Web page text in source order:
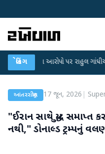
બ્રેકિંગ
લીકના આરોપો પર રાહુલ ગાંધીએ કેન્દ્ર પર
આંતરરાષ્ટ્રીય 17 જૂન, 2026
"ઈરાન સાથે યુદ્ધ સમાપ્ત
નથી," ડોનાલ્ડ ટ્રમ્પનું